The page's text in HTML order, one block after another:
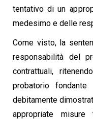
tentativo di un
medesimo e delle
Come visto, la
responsabilità del
contrattuali,
probatorio
debitamente
appropriate